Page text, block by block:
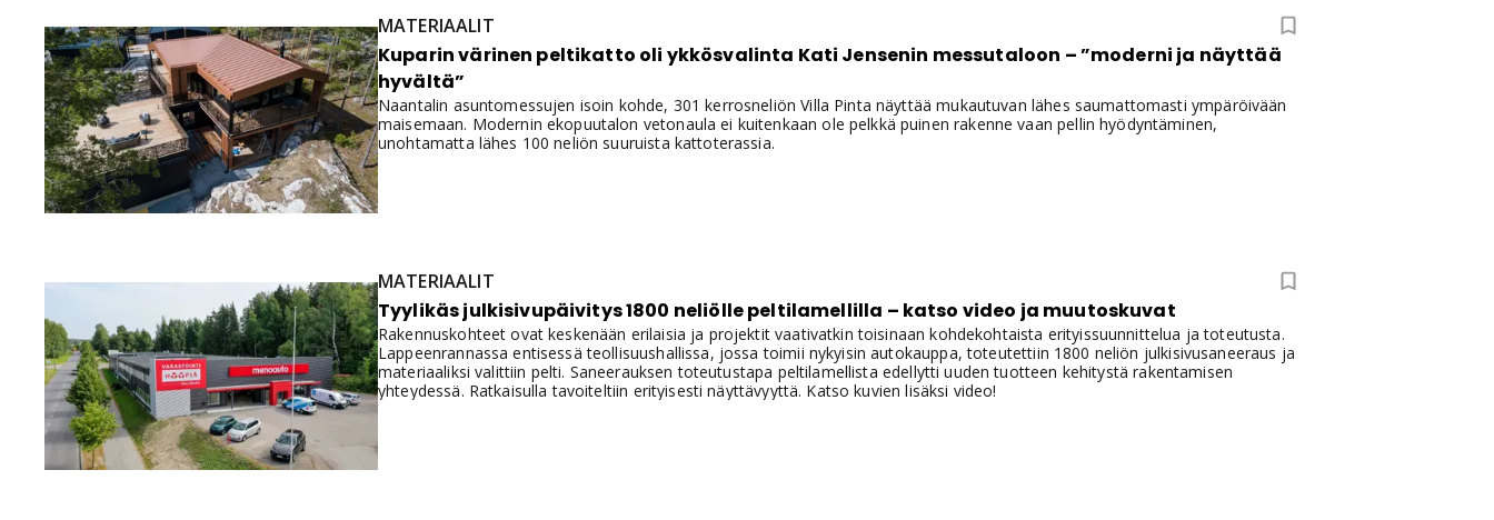
MATERIAALIT
Kuparin värinen peltikatto oli ykkösvalinta Kati Jensenin messutaloon – ”moderni ja näyttää
hyvältä”
Naantalin asuntomessujen isoin kohde, 301 kerrosneliön Villa Pinta näyttää mukautuvan lähes saumattomasti ympäröivään
maisemaan. Modernin ekopuutalon vetonaula ei kuitenkaan ole pelkkä puinen rakenne vaan pellin hyödyntäminen,
unohtamatta lähes 100 neliön suuruista kattoterassia.
MATERIAALIT
Tyylikäs julkisivupäivitys 1800 neliölle peltilamellilla – katso video ja muutoskuvat
Rakennuskohteet ovat keskenään erilaisia ja projektit vaativatkin toisinaan kohdekohtaista erityissuunnittelua ja toteutusta.
Lappeenrannassa entisessä teollisuushallissa, jossa toimii nykyisin autokauppa, toteutettiin 1800 neliön julkisivusaneeraus ja
materiaaliksi valittiin pelti. Saneerauksen toteutustapa peltilamellista edellytti uuden tuotteen kehitystä rakentamisen
yhteydessä. Ratkaisulla tavoiteltiin erityisesti näyttävyyttä. Katso kuvien lisäksi video!